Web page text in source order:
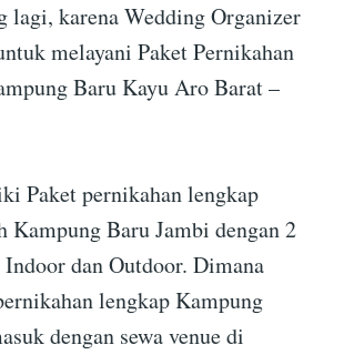
lagi, karena Wedding Organizer
melayani Paket Pernikahan
Baru Kayu Aro Barat –
Paket pernikahan lengkap
Kampung Baru Jambi dengan 2
dan Outdoor. Dimana
lengkap Kampung
dengan sewa venue di